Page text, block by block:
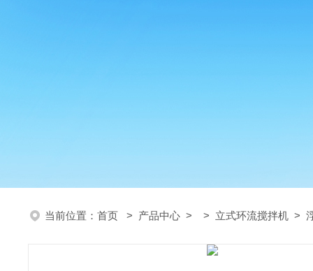
当前位置： 首页 > 产品中心 > > 立式环流搅拌机 >